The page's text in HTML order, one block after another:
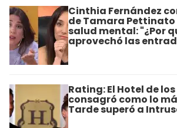
Cinthia Fernández
de Tamara Pettinato
salud mental: "¿Por
aprovechó las
Rating: El Hotel de
consagró como lo
Tarde superó a